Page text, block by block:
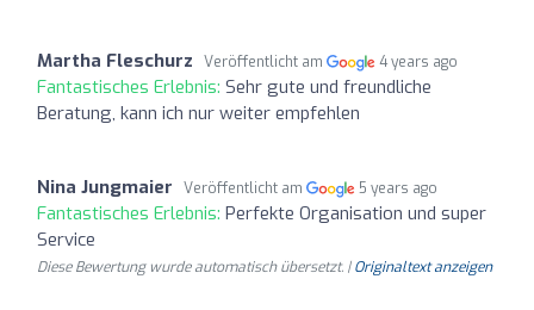
Martha Fleschurz Veröffentlicht am 4 years ago
Fantastisches Erlebnis: Sehr gute und freundliche
Beratung, kann ich nur weiter empfehlen
Nina Jungmaier Veröffentlicht am 5 years ago
Fantastisches Erlebnis: Perfekte Organisation und super
Service
Diese Bewertung wurde automatisch übersetzt. |Originaltext anzeigen